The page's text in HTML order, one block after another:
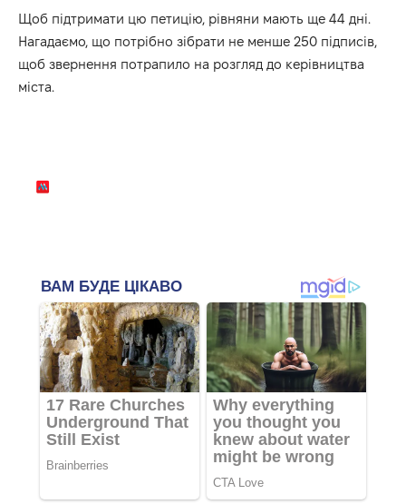
Щоб підтримати цю петицію, рівняни мають ще 44 дні.
Нагадаємо, що потрібно зібрати не менше 250 підписів,
щоб звернення потрапило на розгляд до керівництва
міста.